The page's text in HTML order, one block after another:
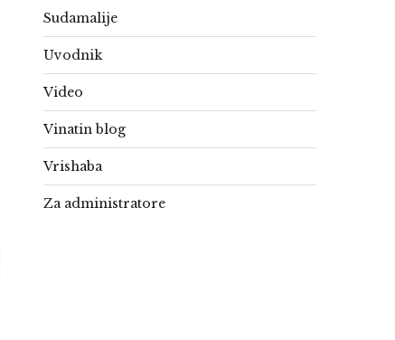
Sudamalije
Uvodnik
Video
Vinatin blog
Vrishaba
Za administratore